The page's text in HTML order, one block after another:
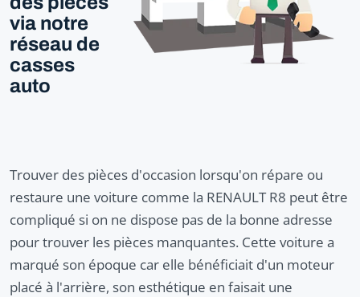
via notre
réseau de
casses
auto
Trouver des pièces d'occasion lorsqu'on répare ou
restaure une voiture comme la RENAULT R8 peut être
compliqué si on ne dispose pas de la bonne adresse
pour trouver les pièces manquantes. Cette voiture a
marqué son époque car elle bénéficiait d'un moteur
placé à l'arrière, son esthétique en faisait une